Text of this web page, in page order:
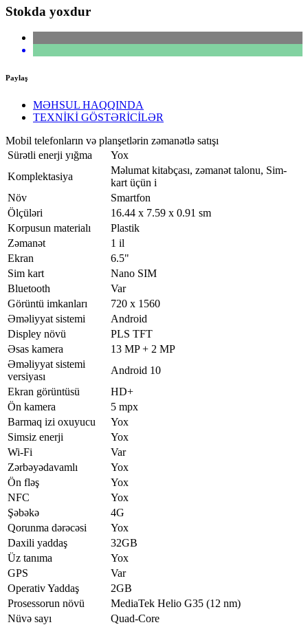
Stokda yoxdur
Paylaş
MƏHSUL HAQQINDA
TEXNİKİ GÖSTƏRİCİLƏR
Mobil telefonların və planşetlərin zəmanətlə satışı
Sürətli enerji yığma
Yox
Komplektasiya
Məlumat kitabçası, zəmanət talonu, Sim-
kart üçün i
Növ
Smartfon
Ölçüləri
16.44 x 7.59 x 0.91 sm
Korpusun materialı
Plastik
Zəmanət
1 il
Ekran
6.5"
Sim kart
Nano SIM
Bluetooth
Var
Görüntü imkanları
720 x 1560
Əməliyyat sistemi
Android
Displey növü
PLS TFT
Əsas kamera
13 MP + 2 MP
Əməliyyat sistemi
versiyası
Android 10
Ekran görüntüsü
HD+
Ön kamera
5 mpx
Barmaq izi oxuyucu
Yox
Simsiz enerji
Yox
Wi-Fi
Var
Zərbəyədavamlı
Yox
Ön fləş
Yox
NFC
Yox
Şəbəkə
4G
Qorunma dərəcəsi
Yox
Daxili yaddaş
32GB
Üz tanıma
Yox
GPS
Var
Operativ Yaddaş
2GB
Prosessorun növü
MediaTek Helio G35 (12 nm)
Nüvə sayı
Quad-Core